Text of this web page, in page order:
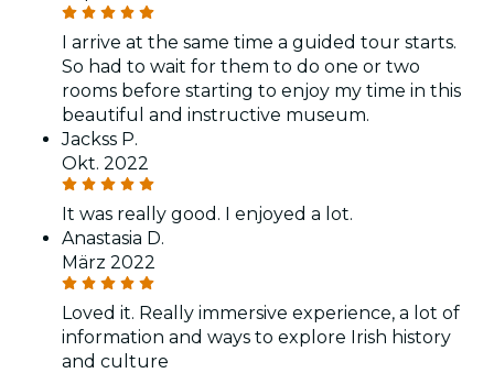
I arrive at the same time a guided tour starts.
So had to wait for them to do one or two
rooms before starting to enjoy my time in this
beautiful and instructive museum.
Jackss P.
Okt. 2022
It was really good. I enjoyed a lot.
Anastasia D.
März 2022
Loved it. Really immersive experience, a lot of
information and ways to explore Irish history
and culture